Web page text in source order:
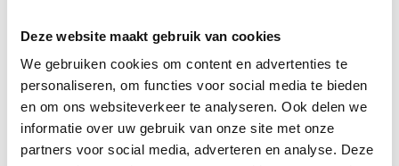
Deze website maakt gebruik van cookies
We gebruiken cookies om content en advertenties te
personaliseren, om functies voor social media te bieden
en om ons websiteverkeer te analyseren. Ook delen we
informatie over uw gebruik van onze site met onze
partners voor social media, adverteren en analyse. Deze